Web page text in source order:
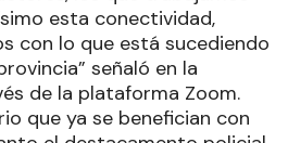
esta conectividad,
con lo que está sucediendo
señaló en la
de la plataforma Zoom.
que ya se benefician con